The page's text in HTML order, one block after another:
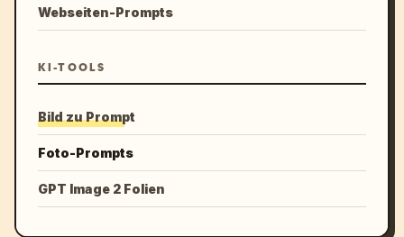
Webseiten-Prompts
KI-TOOLS
Bild zu Prompt
Foto-Prompts
GPT Image 2 Folien